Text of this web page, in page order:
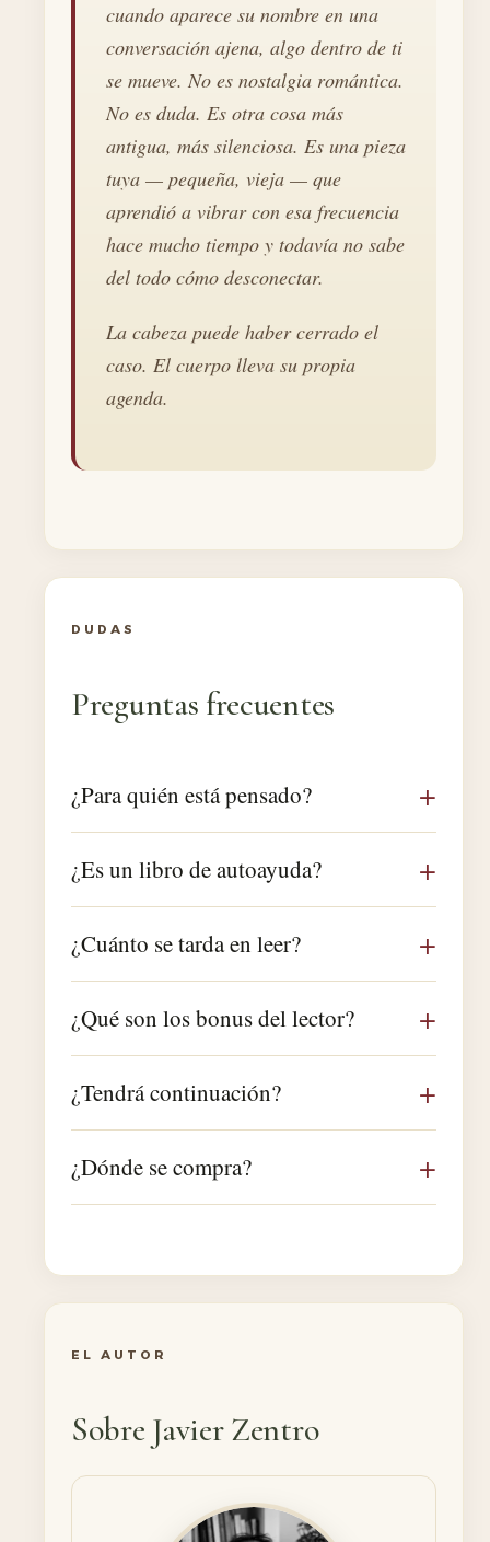
cuando aparece su nombre en una
conversación ajena, algo dentro de ti
se mueve. No es nostalgia romántica.
No es duda. Es otra cosa más
antigua, más silenciosa. Es una pieza
tuya — pequeña, vieja — que
aprendió a vibrar con esa frecuencia
hace mucho tiempo y todavía no sabe
del todo cómo desconectar.
La cabeza puede haber cerrado el
caso. El cuerpo lleva su propia
agenda.
DUDAS
Preguntas frecuentes
¿Para quién está pensado?
¿Es un libro de autoayuda?
¿Cuánto se tarda en leer?
¿Qué son los bonus del lector?
¿Tendrá continuación?
¿Dónde se compra?
EL AUTOR
Sobre Javier Zentro